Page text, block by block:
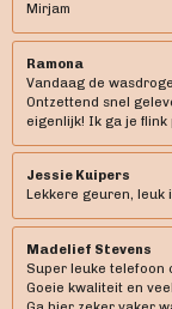
Mirjam
Ramona
Vandaag de
Ontzettend snel
eigenlijk! Ik ga je flink
Jessie Kuipers
Lekkere geuren, leuk
Madelief Stevens
Super leuke telefoon
Goeie kwaliteit en